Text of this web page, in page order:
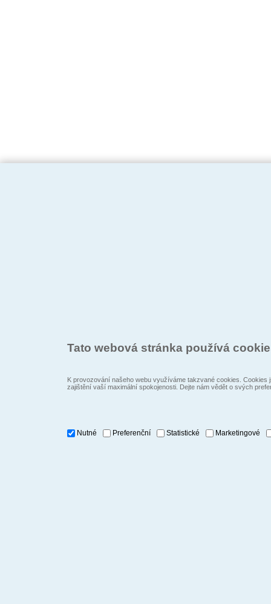
Tato webová stránka používá
K provozování našeho webu využíváme takzvané cookies.
zajištění vaší maximální spokojenosti. Dejte nám vědět o svých
Nutné Preferenční Statistické Marketingové